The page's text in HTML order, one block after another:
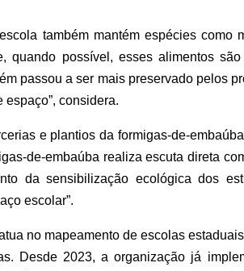
também mantém espécies como
quando possível, esses alimentos
passou a ser mais preservado pelos
considera.
e plantios da formigas-de-
de-embaúba realiza escuta direta
da sensibilização ecológica dos
escolar”.
no mapeamento de escolas
Desde 2023, a organização já